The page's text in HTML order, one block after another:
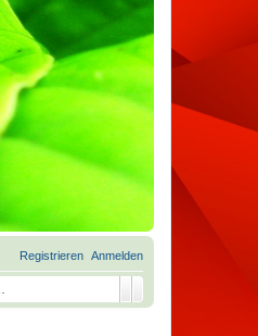
Anmelden
Registrieren